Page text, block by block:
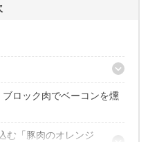
ロック肉でベーコンを燻
む「豚肉のオレンジ